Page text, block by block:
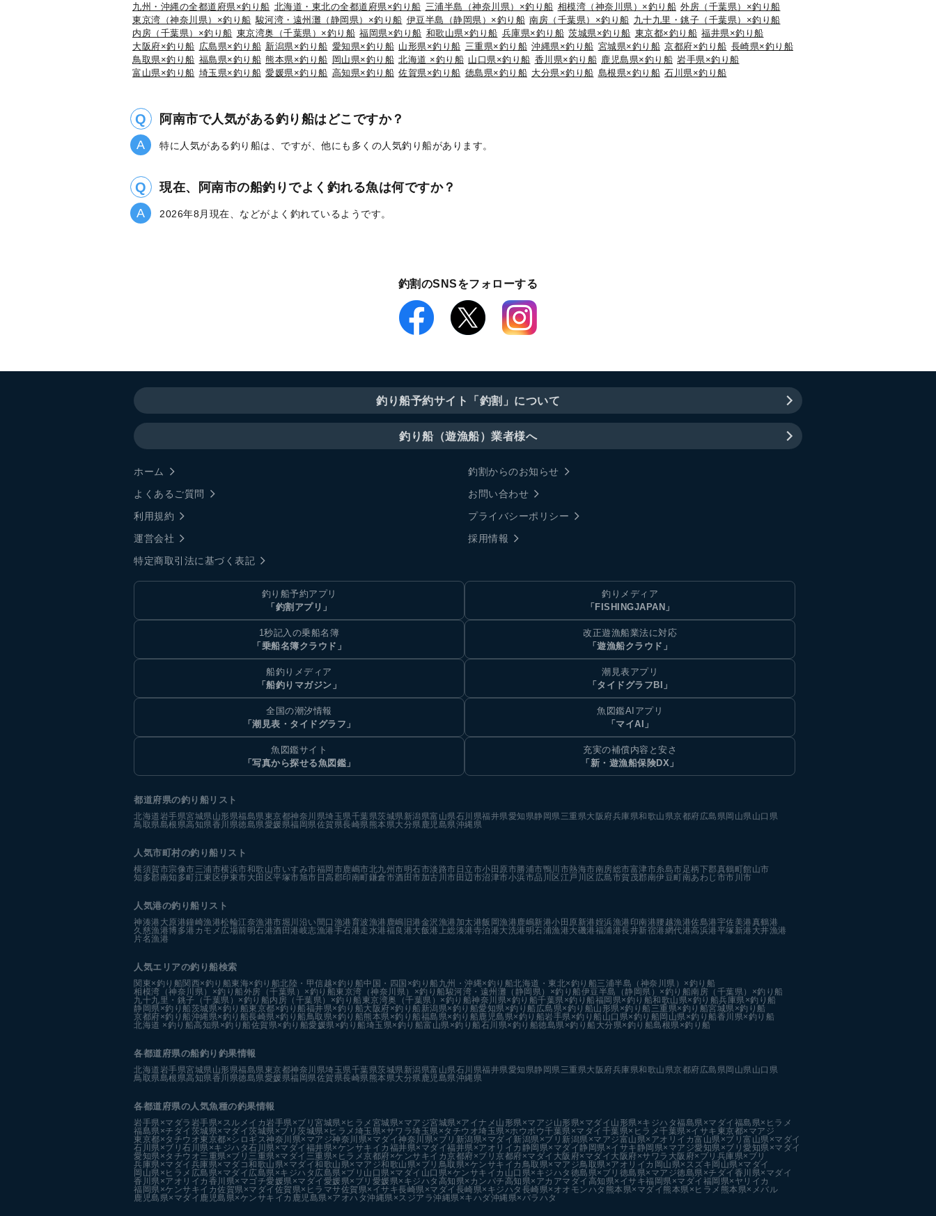
九州・沖縄の全都道府県×釣り船 北海道・東北の全都道府県×釣り船 三浦半島（神奈川県）×釣り船 相模湾（神奈川県）×釣り船 外房（千葉県）×釣り船
東京湾（神奈川県）×釣り船 駿河湾・遠州灘（静岡県）×釣り船 伊豆半島（静岡県）×釣り船 南房（千葉県）×釣り船 九十九里・銚子（千葉県）×釣り船
内房（千葉県）×釣り船 東京湾奥（千葉県）×釣り船 福岡県×釣り船 和歌山県×釣り船 兵庫県×釣り船 茨城県×釣り船 東京都×釣り船 福井県×釣り船
大阪府×釣り船 広島県×釣り船 新潟県×釣り船 愛知県×釣り船 山形県×釣り船 三重県×釣り船 沖縄県×釣り船 宮城県×釣り船 京都府×釣り船 長崎県×釣り船
鳥取県×釣り船 福島県×釣り船 熊本県×釣り船 岡山県×釣り船 北海道 ×釣り船 山口県×釣り船 香川県×釣り船 鹿児島県×釣り船 岩手県×釣り船
富山県×釣り船 埼玉県×釣り船 愛媛県×釣り船 高知県×釣り船 佐賀県×釣り船 徳島県×釣り船 大分県×釣り船 島根県×釣り船 石川県×釣り船
阿南市で人気がある釣り船はどこですか？
特に人気がある釣り船は、ですが、他にも多くの人気釣り船があります。
現在、阿南市の船釣りでよく釣れる魚は何ですか？
2026年8月現在、などがよく釣れているようです。
釣割のSNSをフォローする
釣り船予約サイト「釣割」について
釣り船（遊漁船）業者様へ
ホーム
釣割からのお知らせ
よくあるご質問
お問い合わせ
利用規約
プライバシーポリシー
運営会社
採用情報
特定商取引法に基づく表記
釣り船予約アプリ
「釣割アプリ」
釣りメディア
「FISHINGJAPAN」
1秒記入の乗船名簿
「乗船名簿クラウド」
改正遊漁船業法に対応
「遊漁船クラウド」
船釣りメディア
「船釣りマガジン」
潮見表アプリ
「タイドグラフBI」
全国の潮汐情報
「潮見表・タイドグラフ」
魚図鑑AIアプリ
「マイAI」
魚図鑑サイト
「写真から探せる魚図鑑」
充実の補償内容と安さ
「新・遊漁船保険DX」
都道府県の釣り船リスト
北海道 岩手県宮城県 山形県福島県 東京都神奈川県埼玉県千葉県茨城県 新潟県富山県石川県福井県愛知県静岡県 三重県大阪府兵庫県和歌山県京都府広島県岡山県 山口県
鳥取県島根県高知県香川県徳島県愛媛県福岡県佐賀県長崎県 熊本県大分県 鹿児島県沖縄県
人気市町村の釣り船リスト
横須賀市宗像市三浦市横浜市和歌山市いすみ市福岡市鹿嶋市北九州市明石市淡路市 日立市小田原市勝浦市鴨川市熱海市南房総市富津市糸島市 足柄下郡真鶴町館山市
知多郡南知多町江東区伊東市大田区平塚市旭市 日高郡印南町鎌倉市酒田市加古川市田辺市沼津市小浜市品川区江戸川区 広島市賀茂郡南伊豆町南あわじ市市川市
人気港の釣り船リスト
神湊港 大原港鐘崎漁港松輪江奈漁港市堀川沿い 間口漁港育波漁港 鹿嶋旧港金沢漁港 加太港飯岡漁港 鹿嶋新港小田原新港姪浜漁港 印南港腰越漁港佐島港宇佐美港真鶴港
久慈漁港博多港カモメ広場前明石港酒田港岐志漁港手石港走水港福良港大飯港 上総湊港寺泊港大洗港 明石浦漁港大磯港福浦港長井新宿港網代港高浜港平塚新港 大井漁港
片名漁港
人気エリアの釣り船検索
関東×釣り船関西×釣り船東海×釣り船北陸・甲信越×釣り船中国・四国×釣り船 九州・沖縄×釣り船北海道・東北×釣り船三浦半島（神奈川県）×釣り船
相模湾（神奈川県）×釣り船外房（千葉県）×釣り船東京湾（神奈川県）×釣り船駿河湾・遠州灘（静岡県）×釣り船伊豆半島（静岡県）×釣り船南房（千葉県）×釣り船
九十九里・銚子（千葉県）×釣り船内房（千葉県）×釣り船 東京湾奥（千葉県）×釣り船神奈川県×釣り船千葉県×釣り船福岡県×釣り船和歌山県×釣り船兵庫県×釣り船
静岡県×釣り船茨城県×釣り船東京都×釣り船福井県×釣り船大阪府×釣り船 新潟県×釣り船愛知県×釣り船 広島県×釣り船山形県×釣り船 三重県×釣り船宮城県×釣り船
京都府×釣り船沖縄県×釣り船長崎県×釣り船 鳥取県×釣り船熊本県×釣り船福島県×釣り船 鹿児島県×釣り船岩手県×釣り船 山口県×釣り船岡山県×釣り船香川県×釣り船
北海道 ×釣り船高知県×釣り船佐賀県×釣り船愛媛県×釣り船埼玉県×釣り船富山県×釣り船石川県×釣り船徳島県×釣り船 大分県×釣り船島根県×釣り船
各都道府県の船釣り釣果情報
北海道 岩手県宮城県 山形県福島県 東京都神奈川県埼玉県千葉県茨城県 新潟県富山県石川県福井県愛知県静岡県 三重県大阪府兵庫県和歌山県京都府広島県岡山県 山口県
鳥取県島根県高知県香川県徳島県愛媛県福岡県佐賀県長崎県 熊本県大分県 鹿児島県沖縄県
各都道府県の人気魚種の釣果情報
岩手県×マダラ 岩手県×スルメイカ 岩手県×ブリ 宮城県×ヒラメ 宮城県×マアジ宮城県×アイナメ 山形県×マアジ 山形県×マダイ 山形県×キジハタ福島県×マダイ 福島県×ヒラメ
福島県×チダイ 茨城県×マダイ茨城県×ブリ 茨城県×ヒラメ 埼玉県×サワラ埼玉県×タチウオ埼玉県×ホウボウ千葉県×マダイ 千葉県×ヒラメ千葉県×イサキ 東京都×マアジ
東京都×タチウオ東京都×シロギス神奈川県×マアジ神奈川県×マダイ神奈川県×ブリ 新潟県×マダイ 新潟県×ブリ 新潟県×マアジ富山県×アオリイカ富山県×ブリ 富山県×マダイ
石川県×ブリ 石川県×キジハタ石川県×マダイ 福井県×ケンサキイカ 福井県×マダイ福井県×アオリイカ 静岡県×マダイ静岡県×イサキ静岡県×マアジ愛知県×ブリ 愛知県×マダイ
愛知県×タチウオ三重県×ブリ 三重県×マダイ 三重県×ヒラメ京都府×ケンサキイカ京都府×ブリ 京都府×マダイ 大阪府×マダイ 大阪府×サワラ 大阪府×ブリ 兵庫県×ブリ
兵庫県×マダイ 兵庫県×マダコ和歌山県×マダイ和歌山県×マアジ和歌山県×ブリ 鳥取県×ケンサキイカ 鳥取県×マアジ鳥取県×アオリイカ 岡山県×スズキ岡山県×マダイ
岡山県×ヒラメ 広島県×マダイ 広島県×キジハタ 広島県×ブリ 山口県×マダイ 山口県×ケンサキイカ 山口県×キジハタ 徳島県×ブリ 徳島県×マアジ徳島県×チダイ 香川県×マダイ
香川県×アオリイカ 香川県×マゴチ愛媛県×マダイ 愛媛県×ブリ 愛媛県×キジハタ 高知県×カンパチ高知県×アカアマダイ 高知県×イサキ福岡県×マダイ 福岡県×ヤリイカ
福岡県×ケンサキイカ佐賀県×マダイ 佐賀県×ヒラマサ佐賀県×イサキ長崎県×マダイ 長崎県×キジハタ 長崎県×オオモンハタ 熊本県×マダイ 熊本県×ヒラメ 熊本県×メバル
鹿児島県×マダイ 鹿児島県×ケンサキイカ 鹿児島県×アオハタ沖縄県×スジアラ沖縄県×キハダ沖縄県×バラハタ